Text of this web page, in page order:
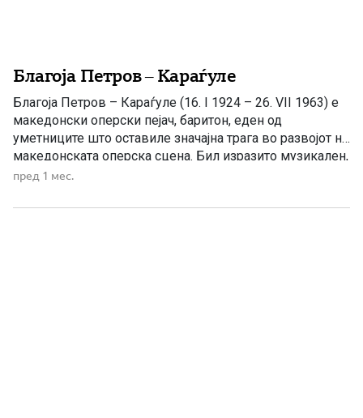
Благоја Петров – Караѓуле
Благоја Петров – Караѓуле (16. I 1924 – 26. VII 1963) е
македонски оперски пејач, баритон, еден од
уметниците што оставиле значајна трага во развојот на
македонската оперска сцена. Бил изразито музикален,
со ѕвонлив и сонорен глас, а останал запаметен и како
Роден е на 16 јануари 1924 година […]
пред 1 мес.